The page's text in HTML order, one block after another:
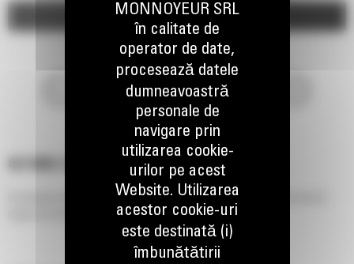
457 MM (18 IN), PIN ON
MONNOYEUR SRL
în calitate de
operator de date,
procesează datele
dumneavoastră
personale de
navigare prin
utilizarea cookie-
urilor pe acest
Website. Utilizarea
acestor cookie-uri
este destinată (i)
îmbunătătirii